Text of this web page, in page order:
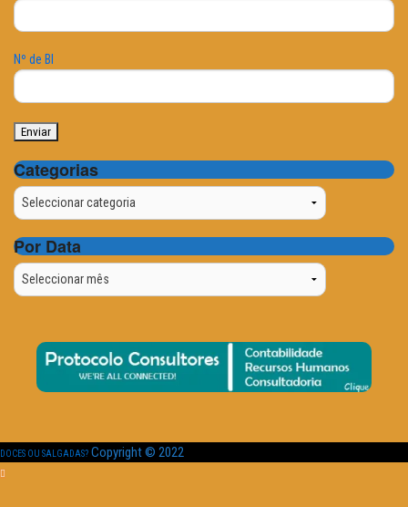
Nº de BI
Categorias
Categorias
Por Data
Por
Data
DOCES OU SALGADAS? Copyright © 2022